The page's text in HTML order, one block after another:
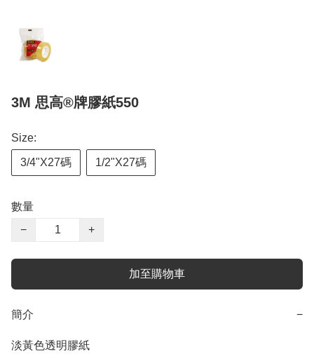
3M 思高®牌膠紙550
Size:
3/4"X27碼 1/2"X27碼
數量
−
+
加至購物車
簡介 −
淡黃色透明膠紙